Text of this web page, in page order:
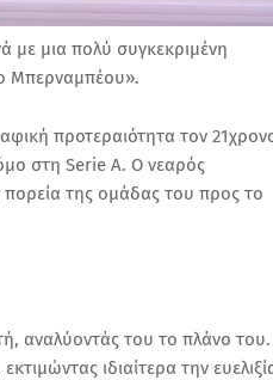
με μια πολύ συγκεκριμένη
Μπερναμπέου».
προτεραιότητα τον
στη Serie A. Ο νεαρός
πορεία της ομάδας του προς το
αναλύοντάς του το πλάνο
ιδιαίτερα την